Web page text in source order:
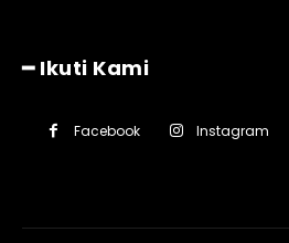
━ Ikuti Kami
Facebook Instagram